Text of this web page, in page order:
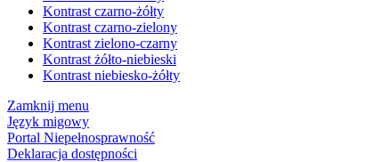
Kontrast czarno-żółty
Kontrast czarno-zielony
Kontrast zielono-czarny
Kontrast żółto-niebieski
Kontrast niebiesko-żółty
Zamknij menu
Język migowy
Portal Niepełnosprawność
Deklaracja dostępności